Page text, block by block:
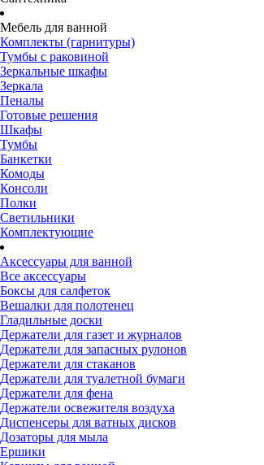
Мебель для ванной
Комплекты (гарнитуры)
Тумбы с раковиной
Зеркальные шкафы
Зеркала
Пеналы
Готовые решения
Шкафы
Тумбы
Банкетки
Комоды
Консоли
Полки
Светильники
Комплектующие
Аксессуары для ванной
Все аксессуары
Боксы для салфеток
Вешалки для полотенец
Гладильные доски
Держатели для газет и журналов
Держатели для запасных рулонов
Держатели для стаканов
Держатели для туалетной бумаги
Держатели для фена
Держатели освежителя воздуха
Диспенсеры для ватных дисков
Дозаторы для мыла
Ершики